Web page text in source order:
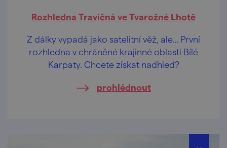
Rozhledna Travičná ve Tvarožné Lhotě
Z dálky vypadá jako satelitní věž, ale… První
rozhledna v chráněné krajinné oblasti Bílé
Karpaty. Chcete získat nadhled?
prohlédnout